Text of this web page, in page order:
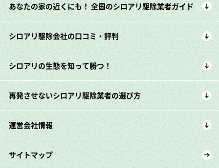
あなたの家の近くにも！ 全国のシロアリ駆除業者ガイド
シロアリ駆除会社の口コミ・評判
シロアリの生態を知って勝つ！
再発させないシロアリ駆除業者の選び方
運営会社情報
サイトマップ